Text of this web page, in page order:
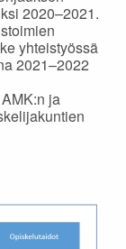
2020–2021.
yhteistyössä
2021–2022
ja